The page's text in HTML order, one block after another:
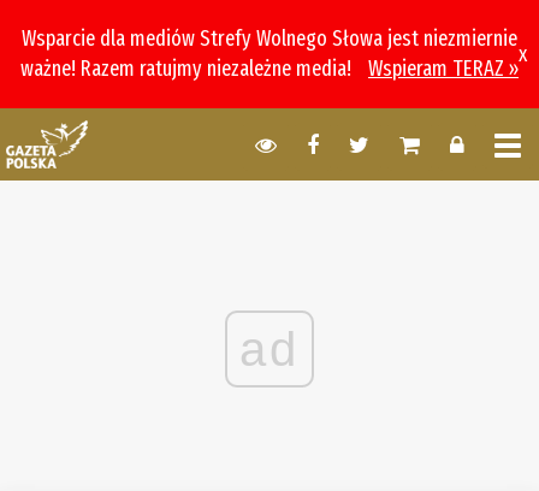
Wsparcie dla mediów Strefy Wolnego Słowa jest niezmiernie
ważne! Razem ratujmy niezależne media!
Wspieram TERAZ »
x
ad